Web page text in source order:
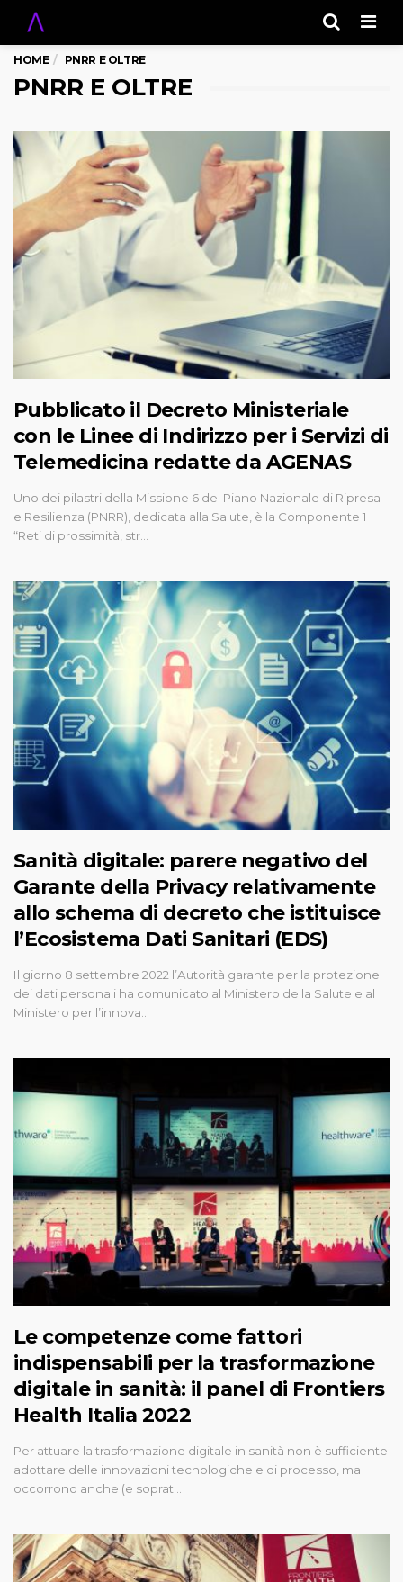
HOME PNRR E OLTRE
PNRR E OLTRE
Pubblicato il Decreto Ministeriale
con le Linee di Indirizzo per i Servizi di
Telemedicina redatte da AGENAS
Uno dei pilastri della Missione 6 del Piano Nazionale di Ripresa
e Resilienza (PNRR), dedicata alla Salute, è la Componente 1
“Reti di prossimità, str…
Sanità digitale: parere negativo del
Garante della Privacy relativamente
allo schema di decreto che istituisce
l’Ecosistema Dati Sanitari (EDS)
Il giorno 8 settembre 2022 l’Autorità garante per la protezione
dei dati personali ha comunicato al Ministero della Salute e al
Ministero per l’innova…
Le competenze come fattori
indispensabili per la trasformazione
digitale in sanità: il panel di Frontiers
Health Italia 2022
Per attuare la trasformazione digitale in sanità non è sufficiente
adottare delle innovazioni tecnologiche e di processo, ma
occorrono anche (e soprat…